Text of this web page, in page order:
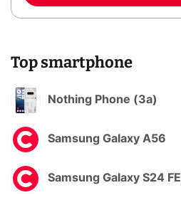
Top smartphone
Nothing Phone (3a)
Samsung Galaxy A56
Samsung Galaxy S24 FE